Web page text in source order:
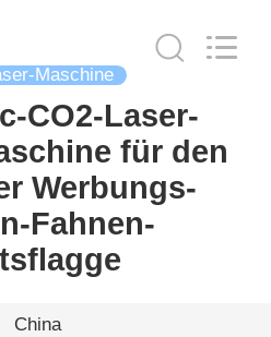
Maschine
CO2-Laser-
für den
Werbungs-
Fahnen-
China